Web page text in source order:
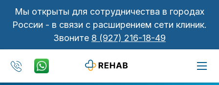
Мы открыты для сотрудничества в городах
России - в связи с расширением сети клиник.
Звоните 8 (927) 216-18-49